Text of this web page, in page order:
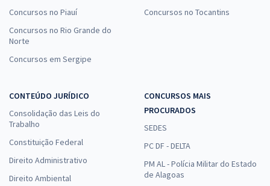
Concursos no Piauí
Concursos no Rio Grande do
Norte
Concursos em Sergipe
Concursos no Tocantins
CONTEÚDO JURÍDICO
Consolidação das Leis do
Trabalho
Constituição Federal
Direito Administrativo
Direito Ambiental
CONCURSOS MAIS
PROCURADOS
SEDES
PC DF - DELTA
PM AL - Polícia Militar do Estado
de Alagoas